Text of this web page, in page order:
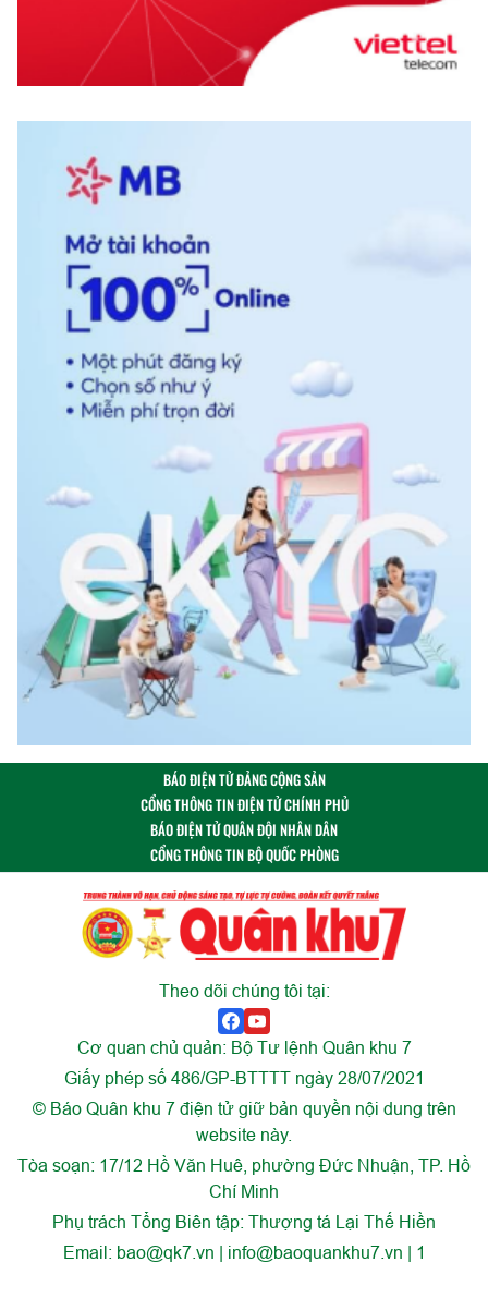
BÁO ĐIỆN TỬ ĐẢNG CỘNG SẢN
CỔNG THÔNG TIN ĐIỆN TỬ CHÍNH PHỦ
BÁO ĐIỆN TỬ QUÂN ĐỘI NHÂN DÂN
CỔNG THÔNG TIN BỘ QUỐC PHÒNG
Theo dõi chúng tôi tại:
Cơ quan chủ quản: Bộ Tư lệnh Quân khu 7
Giấy phép số 486/GP-BTTTT ngày 28/07/2021
© Báo Quân khu 7 điện tử giữ bản quyền nội dung trên
website này.
Tòa soạn: 17/12 Hồ Văn Huê, phường Đức Nhuận, TP. Hồ
Chí Minh
Phụ trách Tổng Biên tập: Thượng tá Lại Thế Hiền
Email: bao@qk7.vn | info@baoquankhu7.vn | 1